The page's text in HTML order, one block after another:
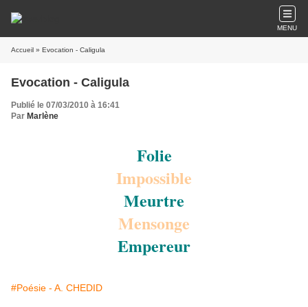
MENU
Accueil » Evocation - Caligula
Evocation - Caligula
Publié le 07/03/2010 à 16:41
Par Marlène
Folie
Impossible
Meurtre
Mensonge
Empereur
#Poésie - A. CHEDID